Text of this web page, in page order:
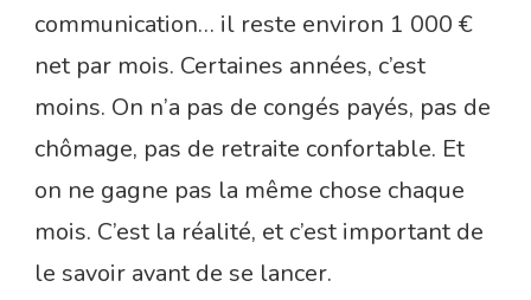
communication… il reste environ 1 000 €
net par mois. Certaines années, c’est
moins. On n’a pas de congés payés, pas de
chômage, pas de retraite confortable. Et
on ne gagne pas la même chose chaque
mois. C’est la réalité, et c’est important de
le savoir avant de se lancer.